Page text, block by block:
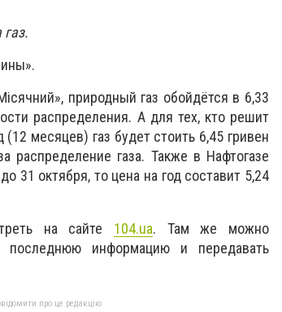
природный газ обойдётся в 6,33
распределения. А для тех, кто решит
месяцев) газ будет стоить 6,45 гривен
газа. Также в Нафтогазе
31 октября, то цена на год составит 5,24
на сайте 104.ua. Там же можно
последнюю информацию и передавать
про це редакцію